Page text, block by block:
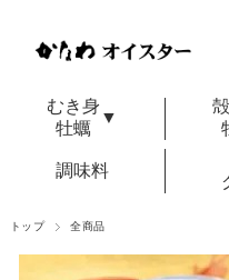
むき身
牡蠣
▼
調味料
トップ 全商品